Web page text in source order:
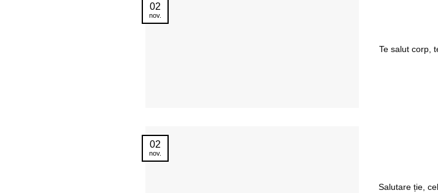
Te salut corp,
02
nov.
Salutare ție,
02
nov.